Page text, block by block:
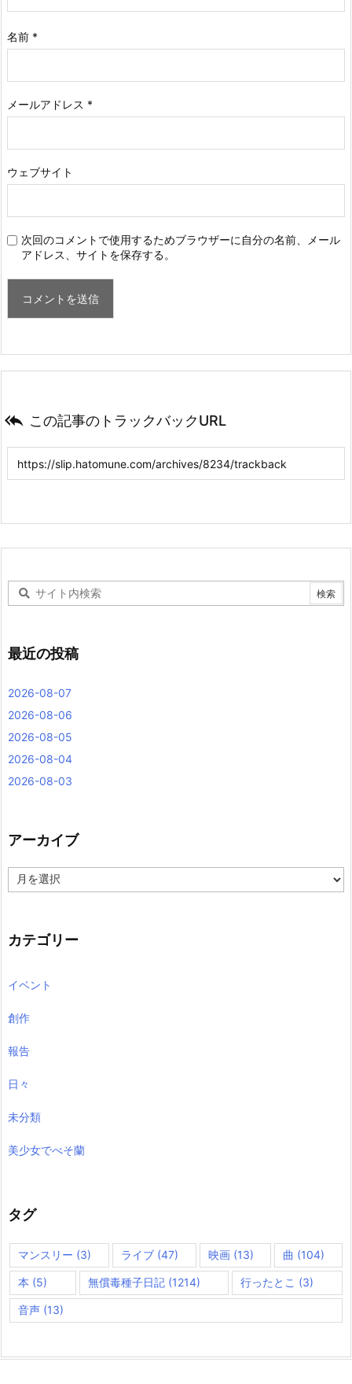
名前 *
メールアドレス *
ウェブサイト
次回のコメントで使用するためブラウザーに自分の名前、メール
アドレス、サイトを保存する。
 この記事のトラックバックURL
最近の投稿
2026-08-07
2026-08-06
2026-08-05
2026-08-04
2026-08-03
アーカイブ
ー
ブ
カテゴリー
イベント
創作
報告
日々
未分類
美少女でべそ蘭
タグ
マンスリー (3) ライブ(47) 映画(13) 曲 (104)
本 (5) 無償毒種子日記(1214) 行ったとこ (3)
音声 (13)